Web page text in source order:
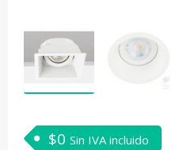
$0 Sin IVA incluido